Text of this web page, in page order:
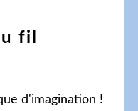
fil
d'imagination !